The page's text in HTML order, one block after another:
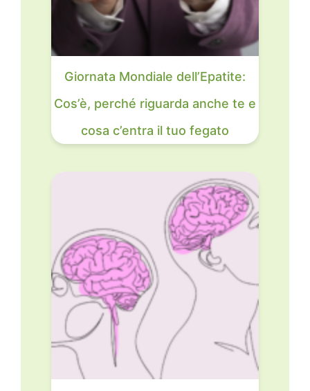
Giornata Mondiale dell’Epatite:
Cos’è, perché riguarda anche te e
cosa c’entra il tuo fegato